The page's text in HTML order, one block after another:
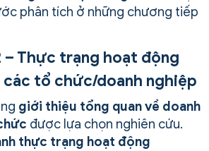
phân tích ở những chương tiếp
– Thực trạng hoạt động
tổ chức/doanh nghiệp
giới thiệu tổng quan về doanh
được lựa chọn nghiên cứu.
thực trạng hoạt động